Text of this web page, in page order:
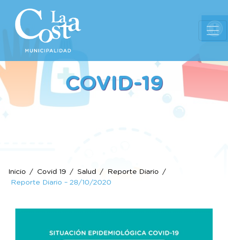
COVID-19
Inicio Covid 19 Salud
Reporte Diario
Reporte Diario – 28/10/2020